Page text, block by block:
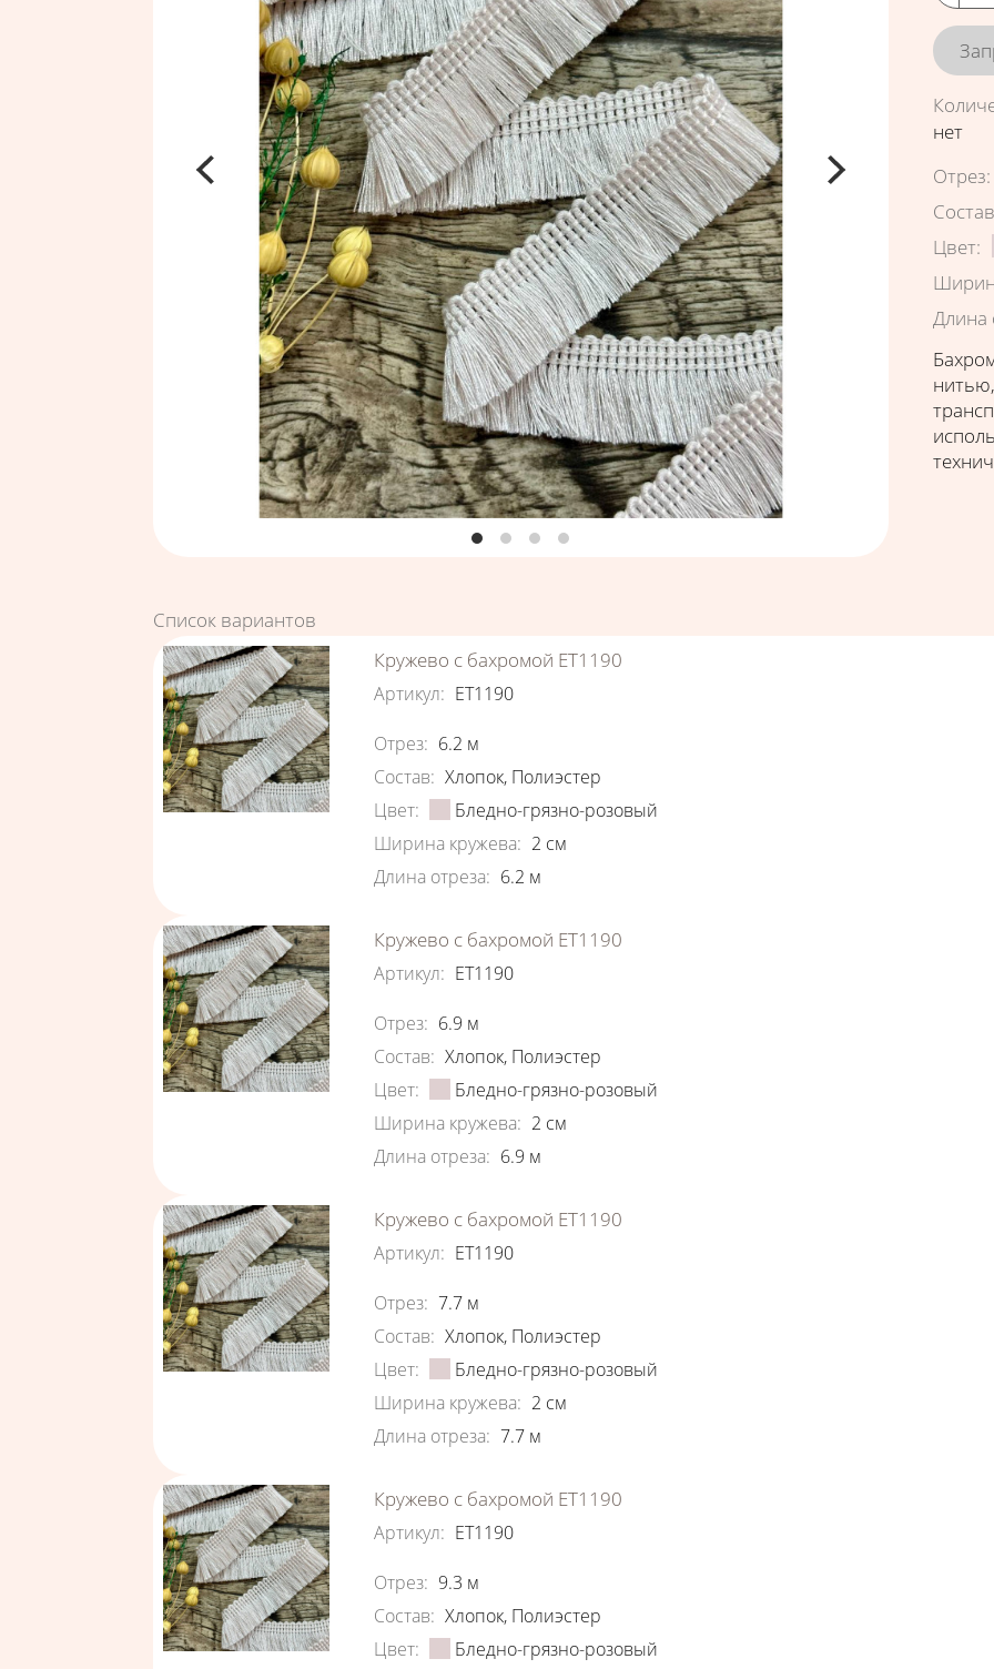
нет
Отрез:
Состав
Цвет:
Длина
Список вариантов
Кружево с бахромой ЕТ1190
Артикул: ЕТ1190
Характеристики
Отрез: 6.2 м
Состав: Хлопок, Полиэстер
Цвет:
Бледно-грязно-розовый
Ширина кружева: 2 см
Длина отреза: 6.2 м
Кружево с бахромой ЕТ1190
Артикул: ЕТ1190
Характеристики
Отрез: 6.9 м
Состав: Хлопок, Полиэстер
Цвет:
Бледно-грязно-розовый
Ширина кружева: 2 см
Длина отреза: 6.9 м
Кружево с бахромой ЕТ1190
Артикул: ЕТ1190
Характеристики
Отрез: 7.7 м
Состав: Хлопок, Полиэстер
Цвет:
Бледно-грязно-розовый
Ширина кружева: 2 см
Длина отреза: 7.7 м
Кружево с бахромой ЕТ1190
Артикул: ЕТ1190
Характеристики
Отрез: 9.3 м
Состав: Хлопок, Полиэстер
Цвет:
Бледно-грязно-розовый